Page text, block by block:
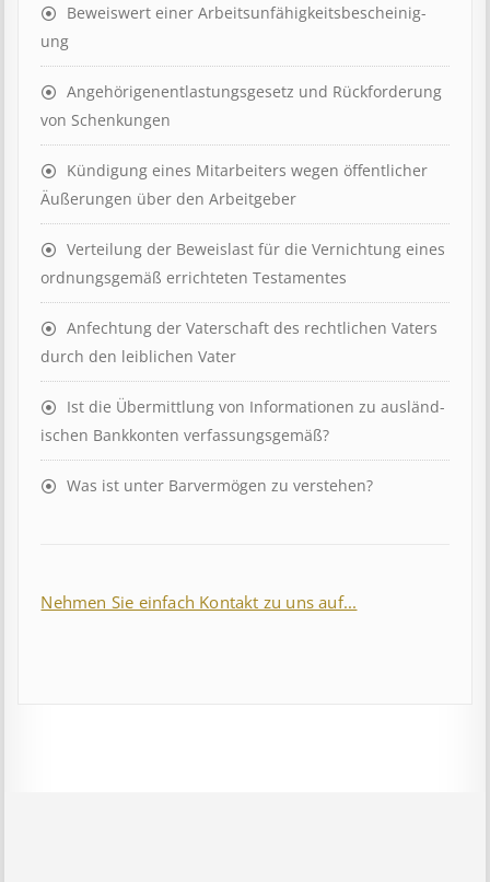
Beweis­wert einer Arbeits­un­fähig­keits­be­scheinig­
ung
Angehörigenent­lastungs­ge­setz und Rück­ford­er­ung
von Schenk­ung­en
Kündigung eines Mit­ar­beit­ers wegen öffent­lich­er
Äuß­er­ung­en über den Ar­beit­geber
Ver­teil­ung der Be­weis­last für die Ver­nicht­ung eines
ord­nungs­ge­mäß er­richt­et­en Test­ament­es
Anfechtung der Vaterschaft des rechtlichen Vaters
durch den leiblichen Vater
Ist die Über­mitt­lung von In­for­mat­ion­en zu aus­länd­
isch­en Bank­kont­en ver­fass­ungs­ge­mäß?
Was ist unter Barvermögen zu verstehen?
Nehmen Sie einfach Kontakt zu uns auf...